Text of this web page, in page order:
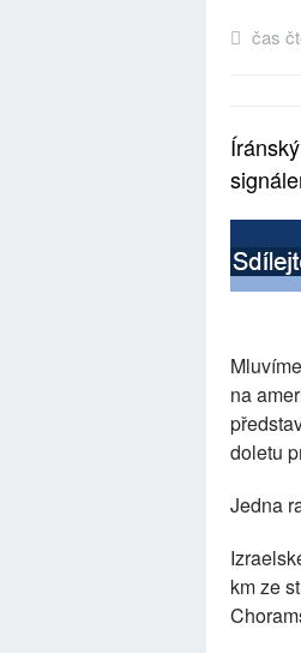
čas
na
doletu
Jedna
km ze